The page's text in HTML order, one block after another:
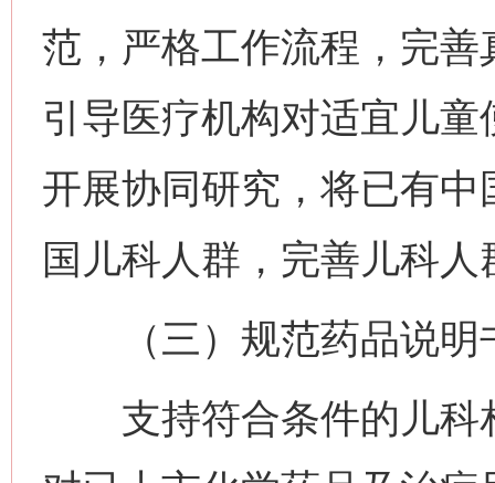
范，严格工作流程，完
引导医疗机构对适宜儿
开展协同研究，将已有
国儿科人群，完善儿科
（三）规范药品说明
支持符合条件的儿科